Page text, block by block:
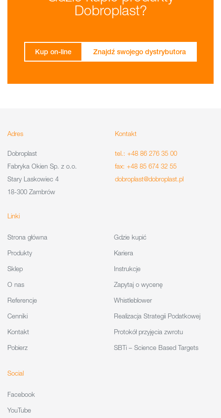
Dobroplast?
Kup on-line Znajdź swojego dystrybutora
Adres
Dobroplast
Fabryka Okien Sp. z o.o.
Stary Laskowiec 4
18-300 Zambrów
Kontakt
tel.: +48 86 276 35 00
fax: +48 85 674 32 55
dobroplast@dobroplast.pl
Linki
Strona główna
Produkty
Sklep
O nas
Referencje
Cenniki
Kontakt
Pobierz
Gdzie kupić
Kariera
Instrukcje
Zapytaj o wycenę
Whistleblower
Realizacja Strategii Podatkowej
Protokół przyjęcia zwrotu
SBTi – Science Based Targets
Social
Facebook
YouTube